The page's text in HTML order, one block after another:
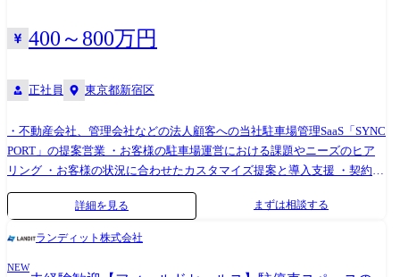
た機能を具体的に説明する。 PoC導入時の技術的なサポートや現場への
実装をリードし、顧客のDXを推進する。 ●ランディットの開発組織 ・
開発チームの作り方
・ゼロから事業をつくるワクワク感——AIMO事業本部で挑戦する二人の
営業ストーリー
(https://www.wantedly.com/companies/company_7571953/post_articles/
https://park-stock.com
400～800万円
正社員 東京都新宿区
・不動産会社、管理会社などの法人顧客への当社駐車場管理SaaS「SYNC
PORT」の提案営業 ・お客様の駐車場運営における課題やニーズのヒア
リング ・お客様の状況に合わせたカスタマイズ提案と導入支援 ・契約後
の運用サポートとアフターフォロー ・既存顧客との関係強化と追加提案
詳細を見る まずは相談する
ランディット株式会社
NEW